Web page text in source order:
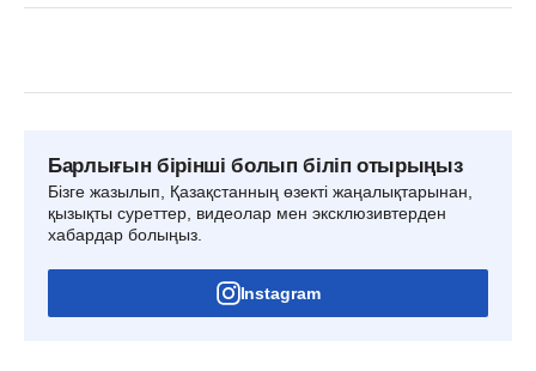
Барлығын бірінші болып біліп отырыңыз
Бізге жазылып, Қазақстанның өзекті жаңалықтарынан,
қызықты суреттер, видеолар мен эксклюзивтерден
хабардар болыңыз.
Instagram